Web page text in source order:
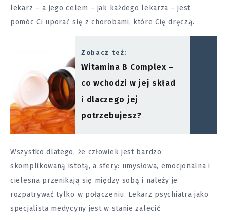
lekarz – a jego celem – jak każdego lekarza – jest
pomóc Ci uporać się z chorobami, które Cię dręczą.
Zobacz też:
Witamina B Complex –
co wchodzi w jej skład
i dlaczego jej
potrzebujesz?
Wszystko dlatego, że człowiek jest bardzo
skomplikowaną istotą, a sfery: umysłowa, emocjonalna i
cielesna przenikają się między sobą i należy je
rozpatrywać tylko w połączeniu. Lekarz psychiatra jako
specjalista medycyny jest w stanie zalecić